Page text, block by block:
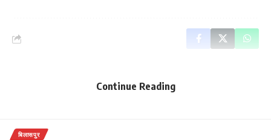
Continue Reading
बिलासपुर